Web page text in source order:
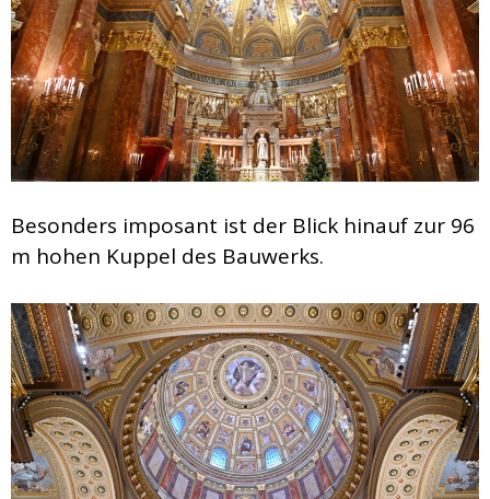
Besonders imposant ist der Blick hinauf zur 96
m hohen Kuppel des Bauwerks.